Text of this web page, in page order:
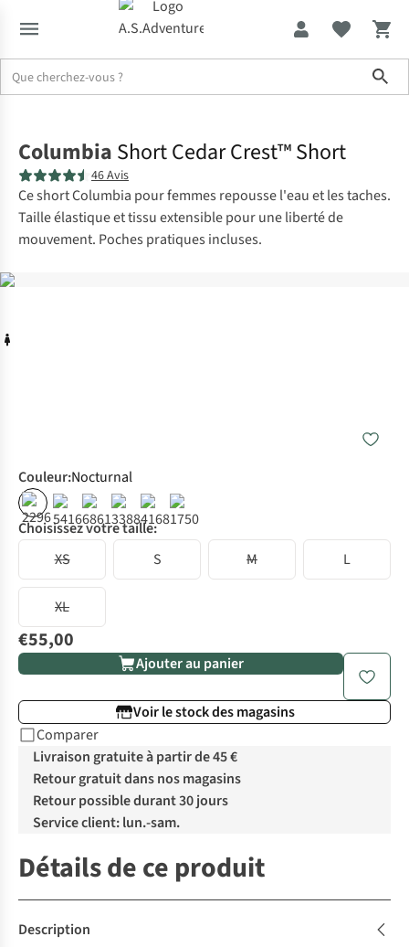
Columbia Short Cedar Crest™ Short
46 Avis
Ce short Columbia pour femmes repousse l'eau et les taches.
Taille élastique et tissu extensible pour une liberté de
mouvement. Poches pratiques incluses.
Couleur:Nocturnal
Choisissez votre taille:
XS
S M L
XL
€55,00
Ajouter au panier
Voir le stock des magasins
Comparer
Livraison gratuite à partir de 45 €
Retour gratuit dans nos magasins
Retour possible durant 30 jours
Service client: lun.-sam.
Détails de ce produit
Description